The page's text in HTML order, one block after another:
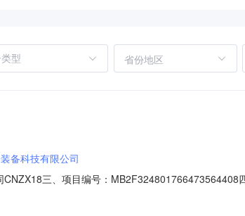
省份地区
备科技有限公司
三、项目编号：MB2F324801766473564408
同主要信息主要标的名称：15米金属拉梯规格型号（